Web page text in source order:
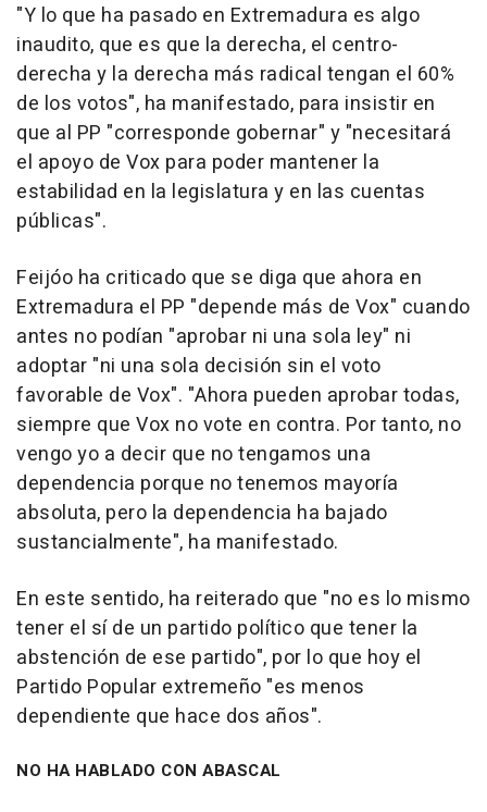
"Y lo que ha pasado en Extremadura es algo
inaudito, que es que la derecha, el centro-
derecha y la derecha más radical tengan el 60%
de los votos", ha manifestado, para insistir en
que al PP "corresponde gobernar" y "necesitará
el apoyo de Vox para poder mantener la
estabilidad en la legislatura y en las cuentas
públicas".
Feijóo ha criticado que se diga que ahora en
Extremadura el PP "depende más de Vox" cuando
antes no podían "aprobar ni una sola ley" ni
adoptar "ni una sola decisión sin el voto
favorable de Vox". "Ahora pueden aprobar todas,
siempre que Vox no vote en contra. Por tanto, no
vengo yo a decir que no tengamos una
dependencia porque no tenemos mayoría
absoluta, pero la dependencia ha bajado
sustancialmente", ha manifestado.
En este sentido, ha reiterado que "no es lo mismo
tener el sí de un partido político que tener la
abstención de ese partido", por lo que hoy el
Partido Popular extremeño "es menos
dependiente que hace dos años".
NO HA HABLADO CON ABASCAL